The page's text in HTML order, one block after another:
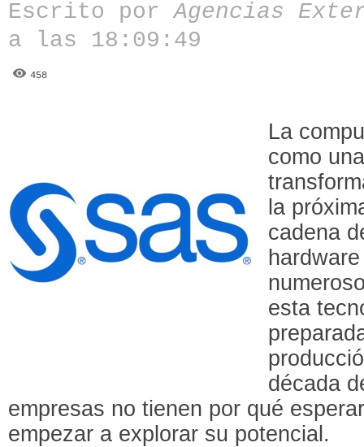
Escrito porAgencias
a las 18:09:49
458
La
como
la
cadena
esta
década
empresas no tienen por qué
empezar a explorar su potencial.